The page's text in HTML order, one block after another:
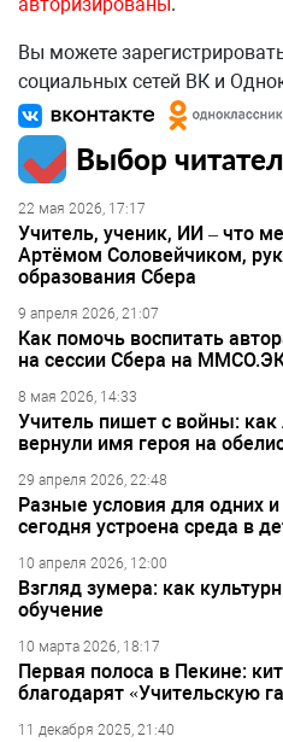
Вы можете
социальных сетей ВК и
Выбор
22 мая 2026, 17:17
Учитель, ученик, ИИ – что
Артёмом Соловейчиком,
образования Сбера
9 апреля 2026, 21:07
Как помочь воспитать
на сессии Сбера на
8 мая 2026, 14:33
Учитель пишет с войны: как
вернули имя героя на
29 апреля 2026, 22:48
Разные условия для одних
сегодня устроена среда в
10 апреля 2026, 12:00
Взгляд зумера: как
обучение
10 марта 2026, 18:17
Первая полоса в Пекине:
благодарят «Учительскую
11 декабря 2025, 21:40